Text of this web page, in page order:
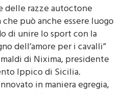
sta rinascendo portando
delle razze autoctone
può anche essere luogo
di unire lo sport con la
dell’amore per i cavalli”
di Nixima, presidente
Ippico di Sicilia.